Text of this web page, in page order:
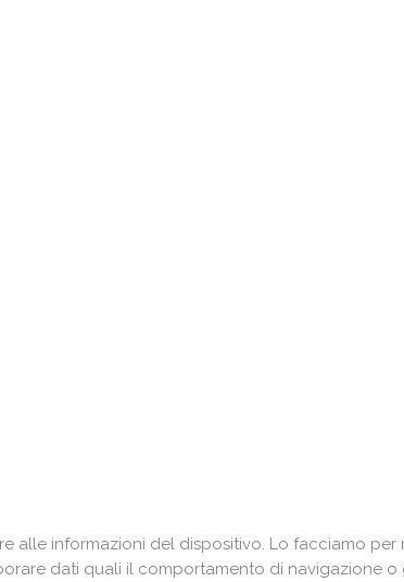
informazioni del dispositivo. Lo facciamo
dati quali il comportamento di navigazione